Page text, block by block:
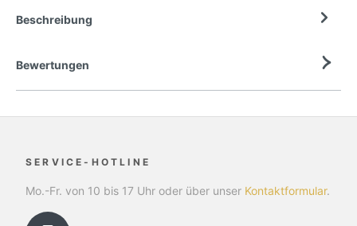
Beschreibung
Bewertungen
SERVICE-HOTLINE
Mo.-Fr. von 10 bis 17 Uhr oder über unser Kontaktformular.